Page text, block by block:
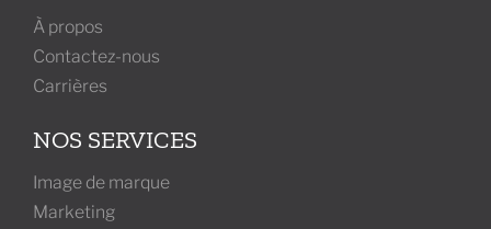
À propos
Contactez-nous
Carrières
NOS SERVICES
Image de marque
Marketing